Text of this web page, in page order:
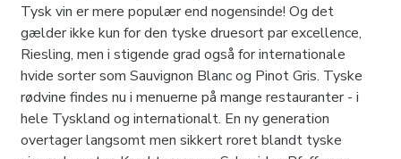
Tysk vin er mere populær end nogensinde! Og det
gælder ikke kun for den tyske druesort par excellence,
Riesling, men i stigende grad også for internationale
hvide sorter som Sauvignon Blanc og Pinot Gris. Tyske
rødvine findes nu i menuerne på mange restauranter - i
hele Tyskland og internationalt. En ny generation
overtager langsomt men sikkert roret blandt tyske